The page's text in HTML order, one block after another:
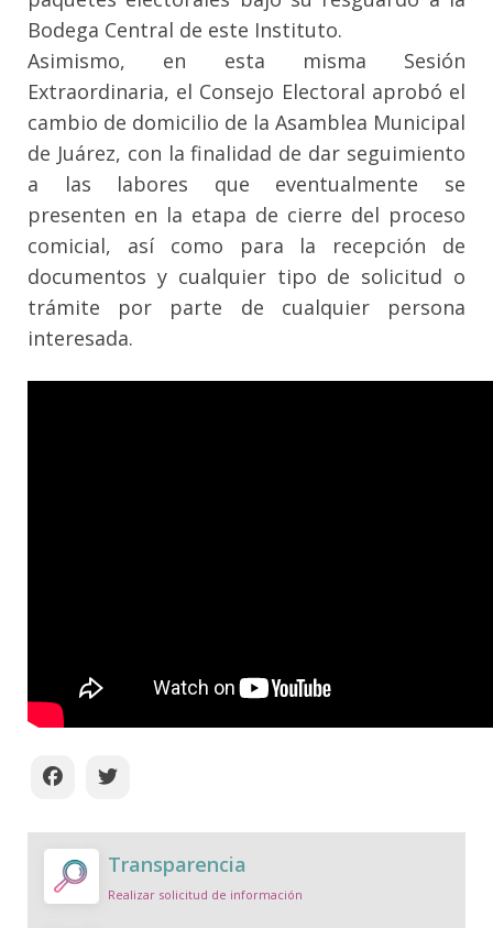
Bodega Central de este Instituto.
Asimismo, en esta misma Sesión
Extraordinaria, el Consejo Electoral aprobó el
cambio de domicilio de la Asamblea Municipal
de Juárez, con la finalidad de dar seguimiento
a las labores que eventualmente se
presenten en la etapa de cierre del proceso
comicial, así como para la recepción de
documentos y cualquier tipo de solicitud o
trámite por parte de cualquier persona
interesada.
Transparencia
Realizar solicitud de información